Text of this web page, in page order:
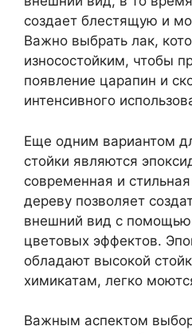
создает блестящую и
Важно выбрать лак,
износостойким, чтобы
появление царапин и
интенсивного
Еще одним вариантом
стойки являются
современная и
дереву позволяет
внешний вид с помощью
цветовых эффектов.
обладают высокой
химикатам, легко
Важным аспектом